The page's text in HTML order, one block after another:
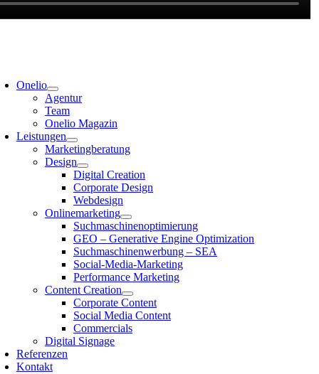
Onelio
Agentur
Team
Onelio Magazin
Leistungen
Marketingberatung
Design
Digital Creation
Corporate Design
Webdesign
Onlinemarketing
Suchmaschinenoptimierung
GEO – Generative Engine Optimization
Suchmaschinenwerbung – SEA
Social-Media-Marketing
Performance Marketing
Content Creation
Corporate Content
Social Media Content
Commercials
Digital Signage
Referenzen
Kontakt